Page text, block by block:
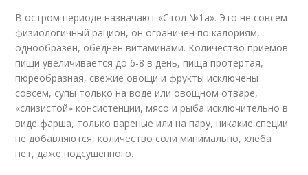
В остром периоде назначают «Стол №1а». Это не совсем
физиологичный рацион, он ограничен по калориям,
однообразен, обеднен витаминами. Количество приемов
пищи увеличивается до 6-8 в день, пища протертая,
пюреобразная, свежие овощи и фрукты исключены
совсем, супы только на воде или овощном отваре,
«слизистой» консистенции, мясо и рыба исключительно в
виде фарша, только вареные или на пару, никакие специи
не добавляются, количество соли минимально, хлеба
нет, даже подсушенного.